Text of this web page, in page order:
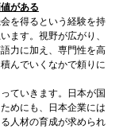
がある
を得るという経験を持
ます。視野が広がり、
力に加え、専門性を高
んでいくなかで頼りに
ていきます。日本が国
めにも、日本企業には
人材の育成が求められ